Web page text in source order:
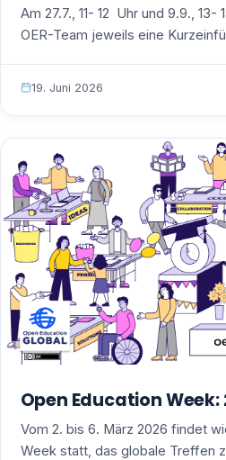
Am 27.7., 11- 12 Uhr und 9.9., 13-
OER-Team jeweils eine
19. Juni 2026
Open Education Week:
Vom 2. bis 6. März 2026 findet
Week statt, das globale Treffen